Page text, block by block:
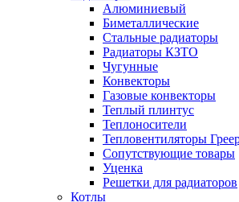
Алюминиевый
Биметаллические
Стальные радиаторы
Радиаторы КЗТО
Чугунные
Конвекторы
Газовые конвекторы
Теплый плинтус
Теплоносители
Тепловентиляторы
Сопутствующие товары
Уценка
Решетки для радиаторов
Котлы